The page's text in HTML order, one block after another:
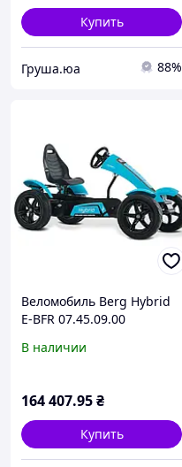
Купить
Груша.юа 88%
Веломобиль Berg Hybrid
E-BFR 07.45.09.00
В наличии
164 407.95₴
Купить